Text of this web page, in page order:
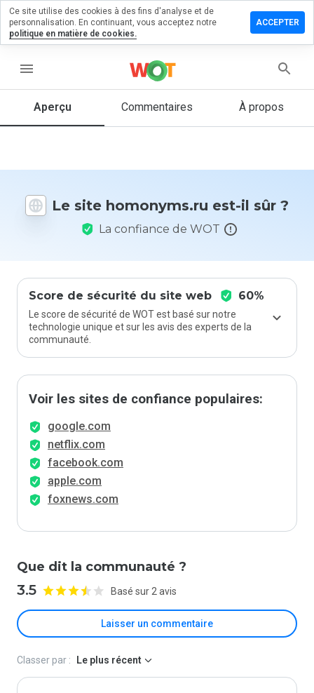
menu
Aperçu Commentaires À propos
Le site homonyms.ru est-il sûr ?
La confiance de WOT
Score de sécurité du site web 60%
Le score de sécurité de WOT est basé sur notre
technologie unique et sur les avis des experts de la
communauté.
Voir les sites de confiance populaires:
google.com
netflix.com
facebook.com
apple.com
foxnews.com
Que dit la communauté ?
3.5 Basé sur 2 avis
Laisser un commentaire
un
1 et 5
vous à ce
site ?
Classer par : Le plus récent
Ce site utilise des cookies à des fins d'analyse et de
personnalisation. En continuant, vous acceptez notre
politique en matière de cookies.
ACCEPTER